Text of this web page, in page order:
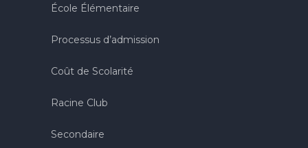
École Élémentaire
Processus d’admission
Coût de Scolarité
Racine Club
Secondaire